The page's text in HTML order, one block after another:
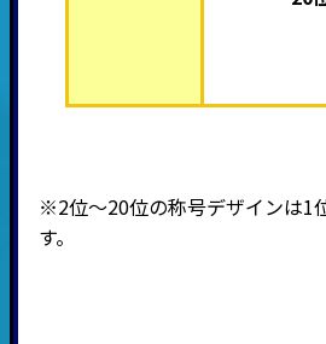
※2位～20位の称号デザインは1
す。